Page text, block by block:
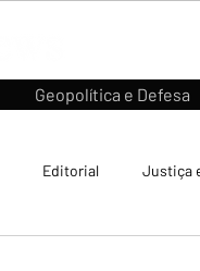
Geopolítica e Defesa
Editorial Justiça